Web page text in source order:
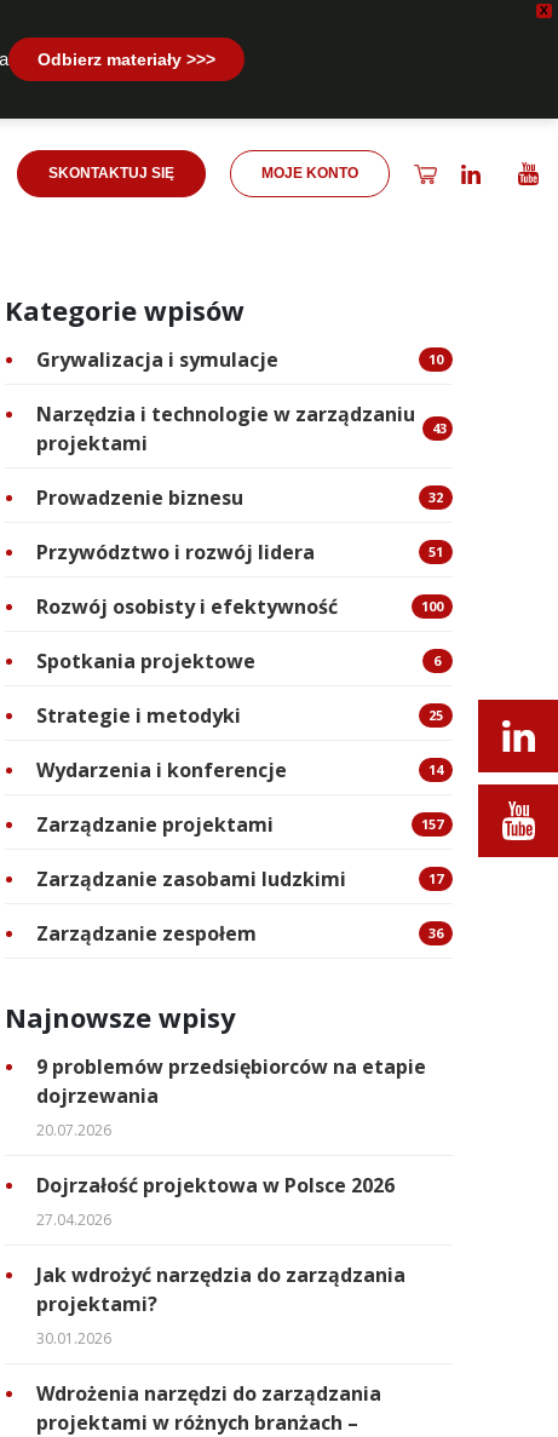
X
Odbierz materiały >>>
SKONTAKTUJ SIĘ MOJE KONTO
Kategorie wpisów
Grywalizacja i symulacje 10
Narzędzia i technologie w zarządzaniu
projektami
43
Prowadzenie biznesu 32
Przywództwo i rozwój lidera 51
Rozwój osobisty i efektywność 100
Spotkania projektowe 6
Strategie i metodyki 25
Wydarzenia i konferencje 14
Zarządzanie projektami 157
Zarządzanie zasobami ludzkimi 17
Zarządzanie zespołem 36
Najnowsze wpisy
9 problemów przedsiębiorców na etapie
dojrzewania
20.07.2026
Dojrzałość projektowa w Polsce 2026
27.04.2026
Jak wdrożyć narzędzia do zarządzania
projektami?
30.01.2026
Wdrożenia narzędzi do zarządzania
projektami w różnych branżach –